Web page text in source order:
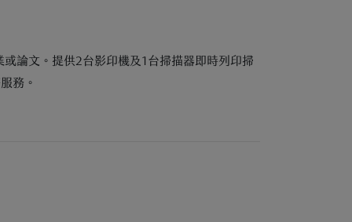
論文。提供2台影印機及1台掃描器即時列印掃
務。